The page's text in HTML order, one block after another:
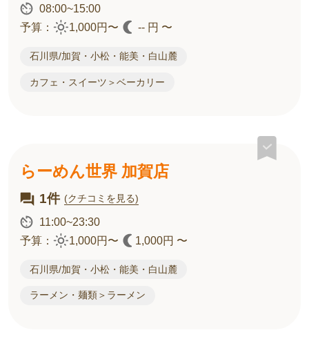
08:00~15:00
予算：
1,000円〜 -- 円 〜
石川県/加賀・小松・能美・白山麓
カフェ・スイーツ＞ベーカリー
らーめん世界 加賀店
1件 (クチコミを見る)
11:00~23:30
予算：
1,000円〜 1,000円 〜
石川県/加賀・小松・能美・白山麓
ラーメン・麺類＞ラーメン